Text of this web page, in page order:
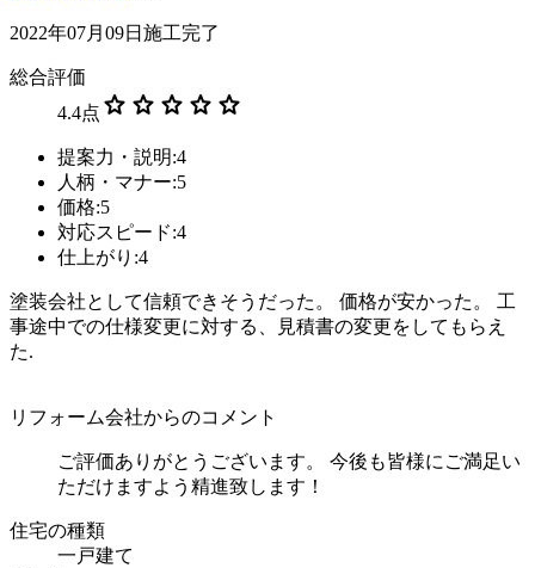
2022年07月09日施工完了
総合評価
4.4点 star star star star star
提案力・説明:4
人柄・マナー:5
価格:5
対応スピード:4
仕上がり:4
塗装会社として信頼できそうだった。 価格が安かった。 工
事途中での仕様変更に対する、見積書の変更をしてもらえ
リフォーム会社からのコメント
ご評価ありがとうございます。 今後も皆様にご満足い
ただけますよう精進致します！
住宅の種類
一戸建て